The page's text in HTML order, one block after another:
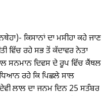
ਕਿਸਾਨਾਂ ਦਾ ਮਸੀਹਾ ਕਹੇ ਜਾਣ
ਵਿੱਚ ਰਹੇ ਸਭ ਤੋਂ ਕੱਦਾਵਰ ਨੇਤਾ
ਸਨਮਾਨ ਦਿਵਸ ਦੇ ਰੂਪ ਵਿੱਚ ਕੈਂਥਲ
ਰਹੇ ਕਿ ਪਿਛਲੇ ਸਾਲ
ਲਾਲ ਦਾ ਜਨਮ ਦਿਨ 25 ਸਤੰਬਰ